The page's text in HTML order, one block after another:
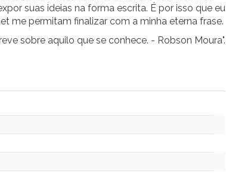
suas ideias na forma escrita. É por isso que eu
me permitam finalizar com a minha eterna frase.
sobre aquilo que se conhece. - Robson Moura".